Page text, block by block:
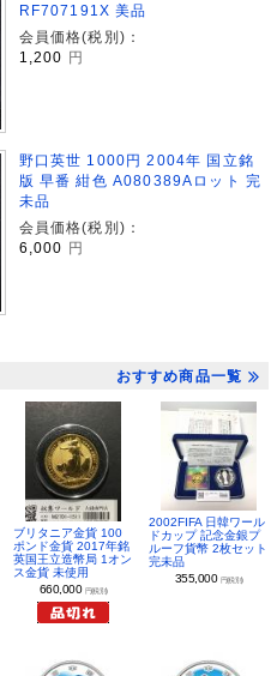
RF707191X 美品
会員価格(税別)：
1,200 円
野口英世 1000円 2004年 国立銘
版 早番 紺色 A080389Aロット 完
未品
会員価格(税別)：
6,000 円
おすすめ商品一覧
ブリタニア金貨 100
ポンド金貨 2017年銘
英国王立造幣局 1オン
ス金貨 未使用
660,000 円(税別)
2002FIFA 日韓ワール
ドカップ 記念金銀プ
ルーフ貨幣 2枚セット
完未品
355,000 円(税別)